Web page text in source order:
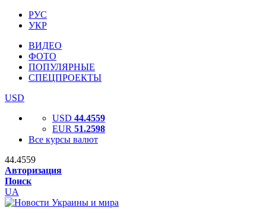
РУС
УКР
ВИДЕО
ФОТО
ПОПУЛЯРНЫЕ
СПЕЦПРОЕКТЫ
USD
USD 44.4559
EUR 51.2598
Все курсы валют
44.4559
Авторизация
Поиск
UA